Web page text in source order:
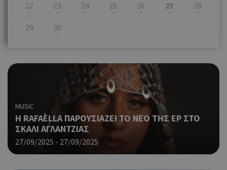
22 23 24 25 26 27 28
29 30
MUSIC
Η RAFAÈLLA ΠΑΡΟΥΣΙΑΖΕΙ ΤΟ ΝΕΟ ΤΗΣ EP ΣΤΟ
ΣΚΑΛΙ ΑΓΛΑΝΤΖΙΑΣ
27/09/2025 - 27/09/2025